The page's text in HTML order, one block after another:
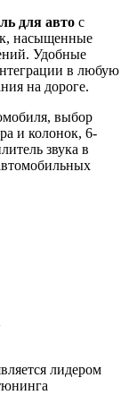
для авто с
насыщенные
Удобные
в любую
на дороге.
выбор
и колонок, 6-
звука в
лидером